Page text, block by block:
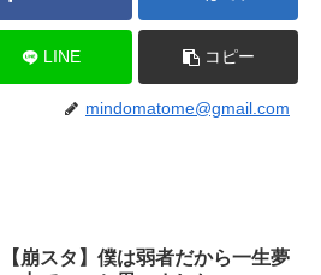
LINE コピー
mindomatome@gmail.com
【崩スタ】僕は弱者だから一生夢